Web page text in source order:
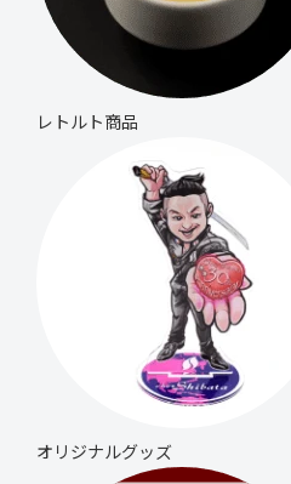
レトルト商品
オリジナルグッズ